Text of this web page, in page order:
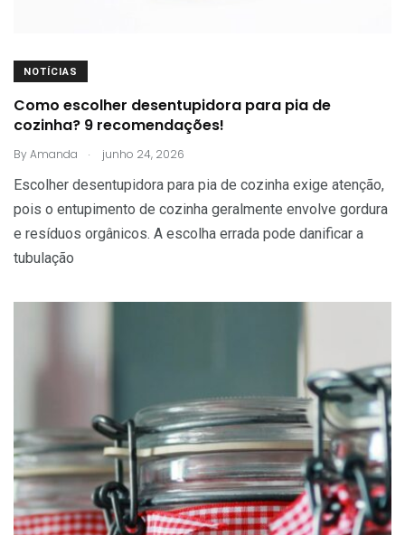
NOTÍCIAS
Como escolher desentupidora para pia de
cozinha? 9 recomendações!
ByAmanda . junho 24, 2026
Escolher desentupidora para pia de cozinha exige atenção,
pois o entupimento de cozinha geralmente envolve gordura
e resíduos orgânicos. A escolha errada pode danificar a
tubulação